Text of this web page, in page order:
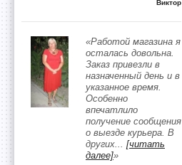
Виктор
«Работой магазина я
осталась довольна.
Заказ привезли в
назначенный день и в
указанное время.
Особенно
впечатлило
получение сообщения
о выезде курьера. В
других... [читать
далее]»